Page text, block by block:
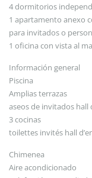
4 dormitorios
1 apartamento anexo
para invitados o
1 oficina con vista al
Información general
Piscina
Amplias terrazas
aseos de invitados hall
3 cocinas
toilettes invités hall
Chimenea
Aire acondicionado